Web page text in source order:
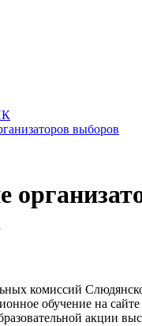
выборов
комиссий
обучение на
акции